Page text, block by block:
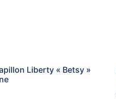
Liberty « Betsy »